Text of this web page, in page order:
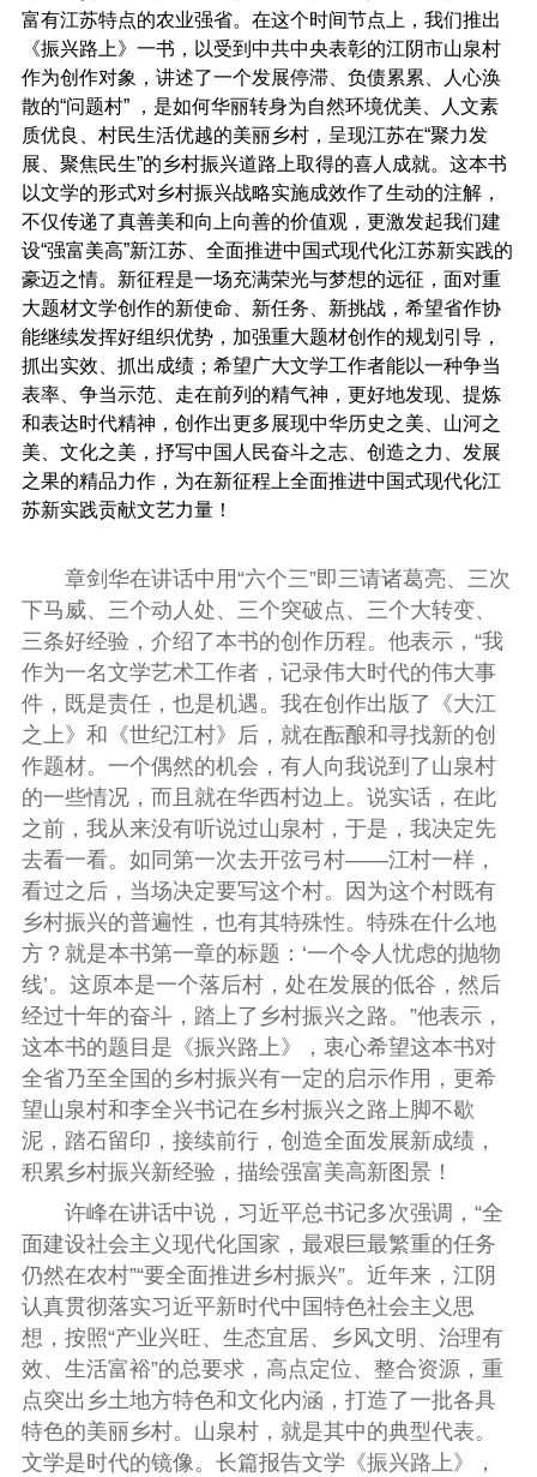
富有江苏特点的农业强省。在这个时间节点上，我们推出
《振兴路上》一书，以受到中共中央表彰的江阴市山泉村
作为创作对象，讲述了一个发展停滞、负债累累、人心涣
散的“问题村” ，是如何华丽转身为自然环境优美、人文素
质优良、村民生活优越的美丽乡村，呈现江苏在“聚力发
展、聚焦民生”的乡村振兴道路上取得的喜人成就。这本书
以文学的形式对乡村振兴战略实施成效作了生动的注解，
不仅传递了真善美和向上向善的价值观，更激发起我们建
设“强富美高”新江苏、全面推进中国式现代化江苏新实践的
豪迈之情。 新征程是一场充满荣光与梦想的远征，面对重
大题材文学创作的新使命、新任务、新挑战，希望省作协
能继续发挥好组织优势，加强重大题材创作的规划 引导，
抓出实效、抓出成绩； 希望广大文学工作者能以一种争当
表率、争当示范、走在前列的精气神，更好地发现、提炼
和表达时代精神，创作出更多展现中华历史之美、山河之
美、文化之美，抒写中国人民奋斗之志、 创造之力、发展
之果的精品力作，为在新征程上全面推进中国式现代化江
苏新实践贡献文艺力量！
章剑华在讲话中用“六个三”即三请诸葛亮、三次
下马威、三个动人处、三个突破点、三个大转变、
三条好经验，介绍了本书的创作历程。他表示，“我
作为一名文学艺术工作者，记录伟大时代的伟大事
件，既是责任，也是机遇。我在创作出版了《大江
之上》和《世纪江村》后，就在酝酿和寻找新的创
作题材。一个偶然的机会，有人向我说到了山泉村
的一些情况，而且就在华西村边上。说实话，在此
之前，我从来没有听说过山泉村，于是，我决定先
去看一看。如同第一次去开弦弓村——江村一样，
看过之后，当场决定要写这个村。因为这个村既有
乡村振兴的普遍性，也有其特殊性。特殊在什么地
方？就是本书第一章的标题：‘一个令人忧虑的抛物
线’。这原本是一个落后村，处在发展的低谷，然后
经过十年的奋斗，踏上了乡村振兴之路。 ”他表示，
这本书的题目是《振兴路上》，衷心希望这本书对
全省乃至全国的乡村振兴有一定的启示作用，更希
望山泉村和李全兴书记在乡村振兴之路上脚不歇
泥，踏石留印，接续前行，创造全面发展新成绩，
积累乡村振兴新经验，描绘强富美高新图景！
许峰在讲话中说， 习近平总书记多次强调， “全
面建设社会主义现代化国家，最艰巨最繁重的任务
仍然在农村”“要全面推进乡村振兴”。 近年来，江阴
认真贯彻落实习近平新时代中国特色社会主义思
想，按照“产业兴旺、生态宜居、乡风文明、治理有
效、生活富裕”的总要求，高点定位、整合资源，重
点突出乡土地方特色和文化内涵，打造了一批各具
特色的美丽乡村。 山泉村，就是其中的典型代表。
文学是时代的镜像。 长篇报告文学 《振兴路上》，